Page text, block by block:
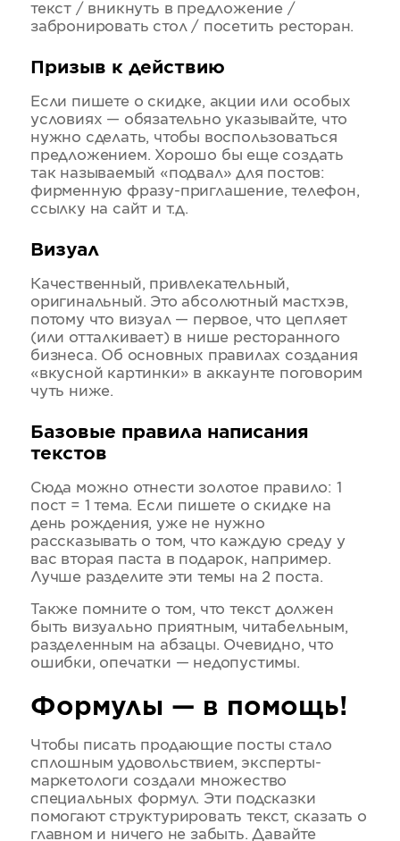
текст / вникнуть в предложение /
забронировать стол / посетить ресторан.
Призыв к действию
Если пишете о скидке, акции или особых
условиях — обязательно указывайте, что
нужно сделать, чтобы воспользоваться
предложением. Хорошо бы еще создать
так называемый «подвал» для постов:
фирменную фразу-приглашение, телефон,
ссылку на сайт и т.д.
Визуал
Качественный, привлекательный,
оригинальный. Это абсолютный мастхэв,
потому что визуал — первое, что цепляет
(или отталкивает) в нише ресторанного
бизнеса. Об основных правилах создания
«вкусной картинки» в аккаунте поговорим
чуть ниже.
Базовые правила написания
текстов
Сюда можно отнести золотое правило: 1
пост = 1 тема. Если пишете о скидке на
день рождения, уже не нужно
рассказывать о том, что каждую среду у
вас вторая паста в подарок, например.
Лучше разделите эти темы на 2 поста.
Также помните о том, что текст должен
быть визуально приятным, читабельным,
разделенным на абзацы. Очевидно, что
ошибки, опечатки — недопустимы.
Формулы — в помощь!
Чтобы писать продающие посты стало
сплошным удовольствием, эксперты-
маркетологи создали множество
специальных формул. Эти подсказки
помогают структурировать текст, сказать о
главном и ничего не забыть. Давайте